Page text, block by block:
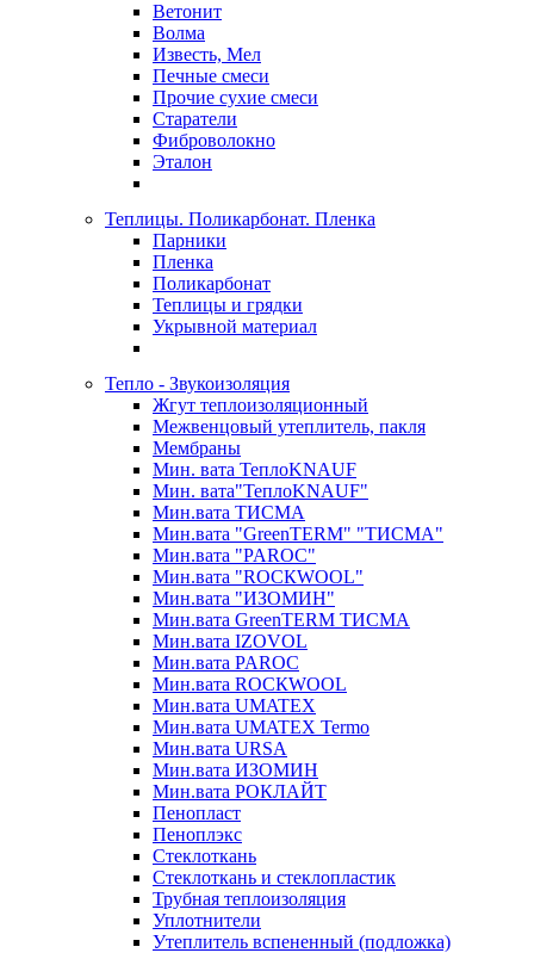
Ветонит
Волма
Известь, Мел
Печные смеси
Прочие сухие смеси
Старатели
Фиброволокно
Эталон
Теплицы. Поликарбонат. Пленка
Парники
Пленка
Поликарбонат
Теплицы и грядки
Укрывной материал
Тепло - Звукоизоляция
Жгут теплоизоляционный
Межвенцовый утеплитель, пакля
Мембраны
Мин. вата ТеплоKNAUF
Мин. вата"ТеплоKNAUF"
Мин.вата ТИСМА
Мин.вата "GreenTERM" "ТИСМА"
Мин.вата "PAROC"
Мин.вата "ROCКWOOL"
Мин.вата "ИЗОМИН"
Мин.вата GreenTERM ТИСМА
Мин.вата IZOVOL
Мин.вата PAROC
Мин.вата ROCКWOOL
Мин.вата UMATEX
Мин.вата UMATEX Termo
Мин.вата URSA
Мин.вата ИЗОМИН
Мин.вата РОКЛАЙТ
Пенопласт
Пеноплэкс
Стеклоткань
Стеклоткань и стеклопластик
Трубная теплоизоляция
Уплотнители
Утеплитель вспененный (подложка)